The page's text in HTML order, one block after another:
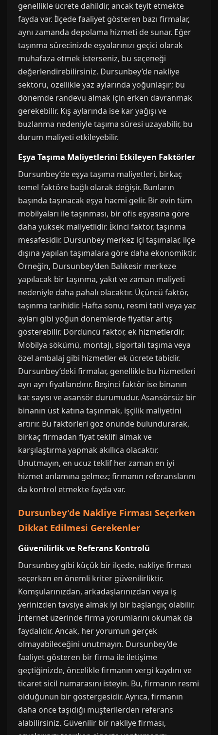
genellikle ücrete dahildir, ancak teyit etmekte
fayda var. İlçede faaliyet gösteren bazı firmalar,
aynı zamanda depolama hizmeti de sunar. Eğer
taşınma sürecinizde eşyalarınızı geçici olarak
muhafaza etmek isterseniz, bu seçeneği
değerlendirebilirsiniz. Dursunbey’de nakliye
sektörü, özellikle yaz aylarında yoğunlaşır; bu
dönemde randevu almak için erken davranmak
gerekebilir. Kış aylarında ise kar yağışı ve
buzlanma nedeniyle taşıma süresi uzayabilir, bu
durum maliyeti etkileyebilir.
Eşya Taşıma Maliyetlerini Etkileyen Faktörler
Dursunbey’de eşya taşıma maliyetleri, birkaç
temel faktöre bağlı olarak değişir. Bunların
başında taşınacak eşya hacmi gelir. Bir evin tüm
mobilyaları ile taşınması, bir ofis eşyasına göre
daha yüksek maliyetlidir. İkinci faktör, taşınma
mesafesidir. Dursunbey merkez içi taşımalar, ilçe
dışına yapılan taşımalara göre daha ekonomiktir.
Örneğin, Dursunbey’den Balıkesir merkeze
yapılacak bir taşınma, yakıt ve zaman maliyeti
nedeniyle daha pahalı olacaktır. Üçüncü faktör,
taşınma tarihidir. Hafta sonu, resmi tatil veya yaz
ayları gibi yoğun dönemlerde fiyatlar artış
gösterebilir. Dördüncü faktör, ek hizmetlerdir.
Mobilya sökümü, montajı, sigortalı taşıma veya
özel ambalaj gibi hizmetler ek ücrete tabidir.
Dursunbey’deki firmalar, genellikle bu hizmetleri
ayrı ayrı fiyatlandırır. Beşinci faktör ise binanın
kat sayısı ve asansör durumudur. Asansörsüz bir
binanın üst katına taşınmak, işçilik maliyetini
artırır. Bu faktörleri göz önünde bulundurarak,
birkaç firmadan fiyat teklifi almak ve
karşılaştırma yapmak akıllıca olacaktır.
Unutmayın, en ucuz teklif her zaman en iyi
hizmet anlamına gelmez; firmanın referanslarını
da kontrol etmekte fayda var.
Dursunbey'de Nakliye Firması Seçerken
Dikkat Edilmesi Gerekenler
Güvenilirlik ve Referans Kontrolü
Dursunbey gibi küçük bir ilçede, nakliye firması
seçerken en önemli kriter güvenilirliktir.
Komşularınızdan, arkadaşlarınızdan veya iş
yerinizden tavsiye almak iyi bir başlangıç olabilir.
İnternet üzerinde firma yorumlarını okumak da
faydalıdır. Ancak, her yorumun gerçek
olmayabileceğini unutmayın. Dursunbey’de
faaliyet gösteren bir firma ile iletişime
geçtiğinizde, öncelikle firmanın vergi kaydını ve
ticaret sicil numarasını isteyin. Bu, firmanın resmi
olduğunun bir göstergesidir. Ayrıca, firmanın
daha önce taşıdığı müşterilerden referans
alabilirsiniz. Güvenilir bir nakliye firması,